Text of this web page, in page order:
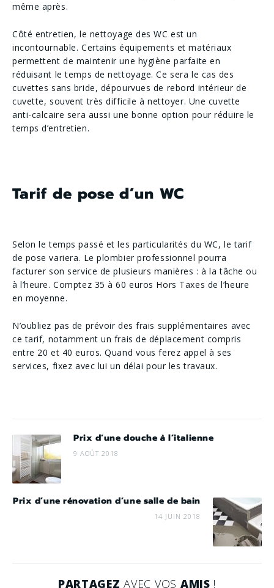
même après.
Côté entretien, le nettoyage des WC est un
incontournable. Certains équipements et matériaux
permettent de maintenir une hygiène parfaite en
réduisant le temps de nettoyage. Ce sera le cas des
cuvettes sans bride, dépourvues de rebord intérieur de
cuvette, souvent très difficile à nettoyer. Une cuvette
anti-calcaire sera aussi une bonne option pour réduire le
temps d’entretien.
Tarif de pose d’un WC
Selon le temps passé et les particularités du WC, le tarif
de pose variera. Le plombier professionnel pourra
facturer son service de plusieurs manières : à la tâche ou
à l’heure. Comptez 35 à 60 euros Hors Taxes de l’heure
en moyenne.
N’oubliez pas de prévoir des frais supplémentaires avec
ce tarif, notamment un frais de déplacement compris
entre 20 et 40 euros. Quand vous ferez appel à ses
services, fixez avec lui un délai pour les travaux.
Prix d’une douche à l’italienne
9 AOÛT 2018
Prix d’une rénovation d’une salle de bain
14 JUIN 2018
PARTAGEZ AVEC VOS AMIS !